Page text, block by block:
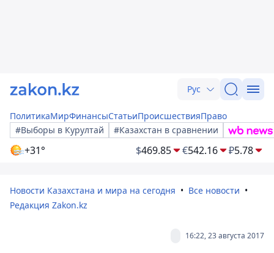
Рус
ПолитикаМирФинансыСтатьиПроисшествияПраво
#Выборы в Курултай
#Казахстан в сравнении
+31° $469.85 €542.16 ₽5.78
Новости Казахстана и мира на сегодня
Все новости
Редакция Zakon.kz
16:22, 23 августа 2017